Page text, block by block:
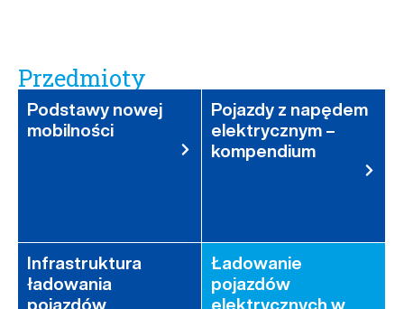
Przedmioty
Podstawy nowej
mobilności
Pojazdy z napędem
elektrycznym –
kompendium
Infrastruktura
ładowania
pojazdów
Ładowanie
pojazdów
elektrycznych w